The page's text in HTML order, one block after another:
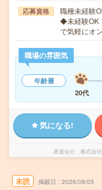
応募資格
職種未経験
◆未経験OK
で気軽にオ
職場の雰囲気
年齢層
20代
気になる!
派遣会社 株式会
未読 掲載日 2026/08/05